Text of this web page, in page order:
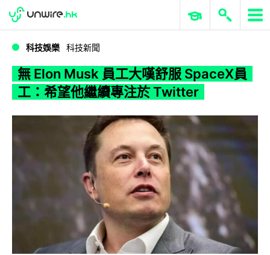
WWDC 2026 ERP 與商業 AI
科技娛樂 科技新聞
無 Elon Musk 員工大嘆舒服 SpaceX員
工：希望他繼續專注於 Twitter